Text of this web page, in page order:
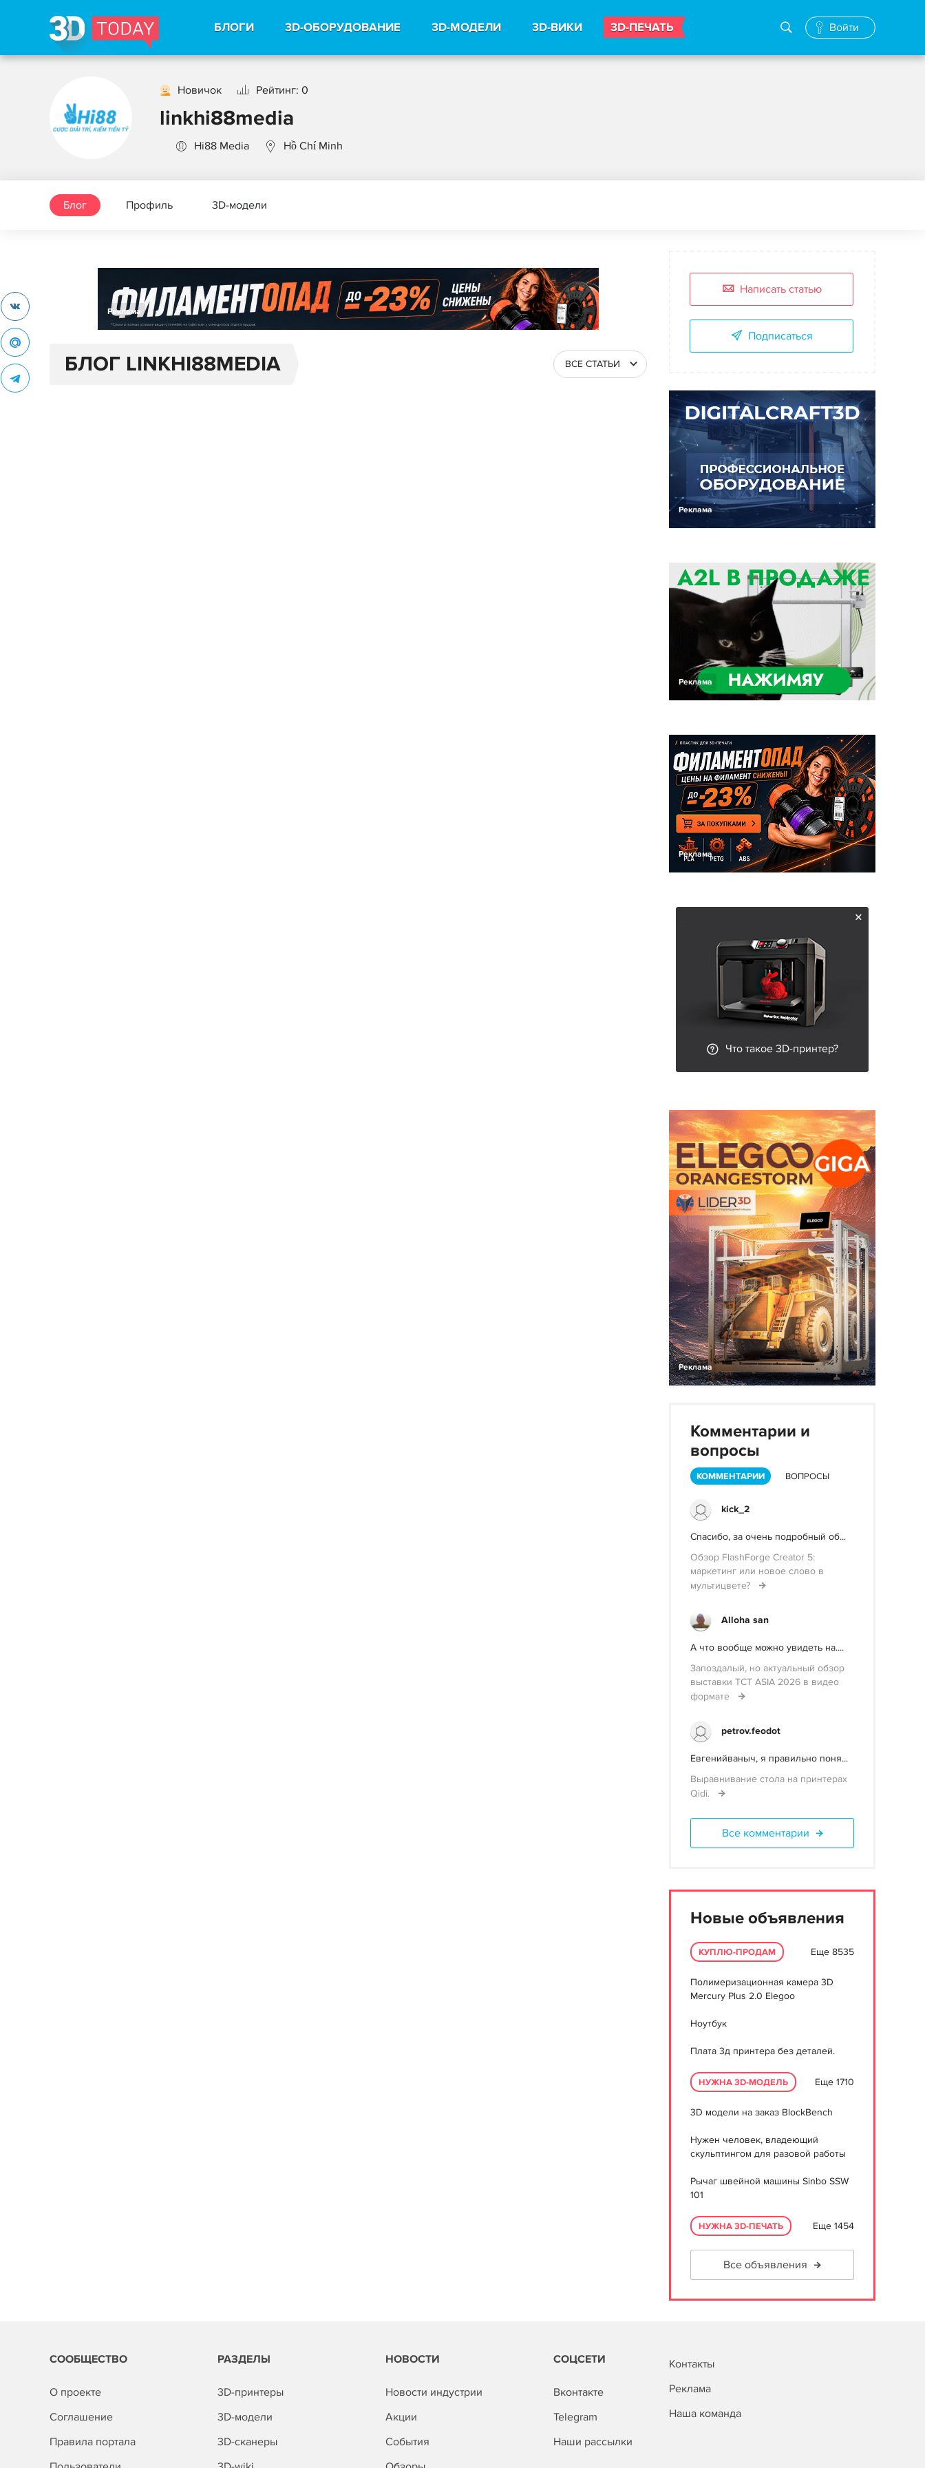
БЛОГИ 3D-ОБОРУДОВАНИЕ 3D-МОДЕЛИ 3D-ВИКИ 3D-ПЕЧАТЬ Войти
Новичок Рейтинг: 0
linkhi88media
Hi88 Media Hồ Chí Minh
Блог Профиль 3D-модели
Реклама
БЛОГ LINKHI88MEDIA ВСЕ СТАТЬИ
Написать статью
Подписаться
Реклама
Реклама
Реклама
Что такое 3D-принтер?
Реклама
Комментарии и
вопросы
КОММЕНТАРИИ ВОПРОСЫ
kick_2
Спасибо, за очень подробный об...
Обзор FlashForge Creator 5:
маркетинг или новое слово в
мультицвете?
Alloha san
А что вообще можно увидеть на....
Запоздалый, но актуальный обзор
выставки TCT ASIA 2026 в видео
формате
petrov.feodot
Евгенийваныч, я правильно поня...
Выравнивание стола на принтерах
Qidi.
Все комментарии
Новые объявления
КУПЛЮ-ПРОДАМ Еще 8535
Полимеризационная камера 3D
Mercury Plus 2.0 Elegoo
Ноутбук
Плата 3д принтера без деталей.
НУЖНА 3D-МОДЕЛЬ Еще 1710
3D модели на заказ BlockBench
Нужен человек, владеющий
скульптингом для разовой работы
Рычаг швейной машины Sinbo SSW
101
НУЖНА 3D-ПЕЧАТЬ Еще 1454
Все объявления
СООБЩЕСТВО
О проекте
Соглашение
Правила портала
РАЗДЕЛЫ
3D-принтеры
3D-модели
3D-сканеры
НОВОСТИ
Новости индустрии
Акции
События
СОЦСЕТИ
Вконтакте
Telegram
Наши рассылки
Контакты
Реклама
Наша команда